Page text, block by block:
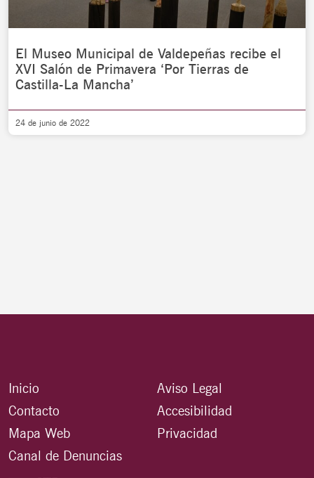
El Museo Municipal de Valdepeñas recibe el
XVI Salón de Primavera ‘Por Tierras de
Castilla-La Mancha’
24 de junio de 2022
Inicio
Contacto
Mapa Web
Canal de Denuncias
Aviso Legal
Accesibilidad
Privacidad